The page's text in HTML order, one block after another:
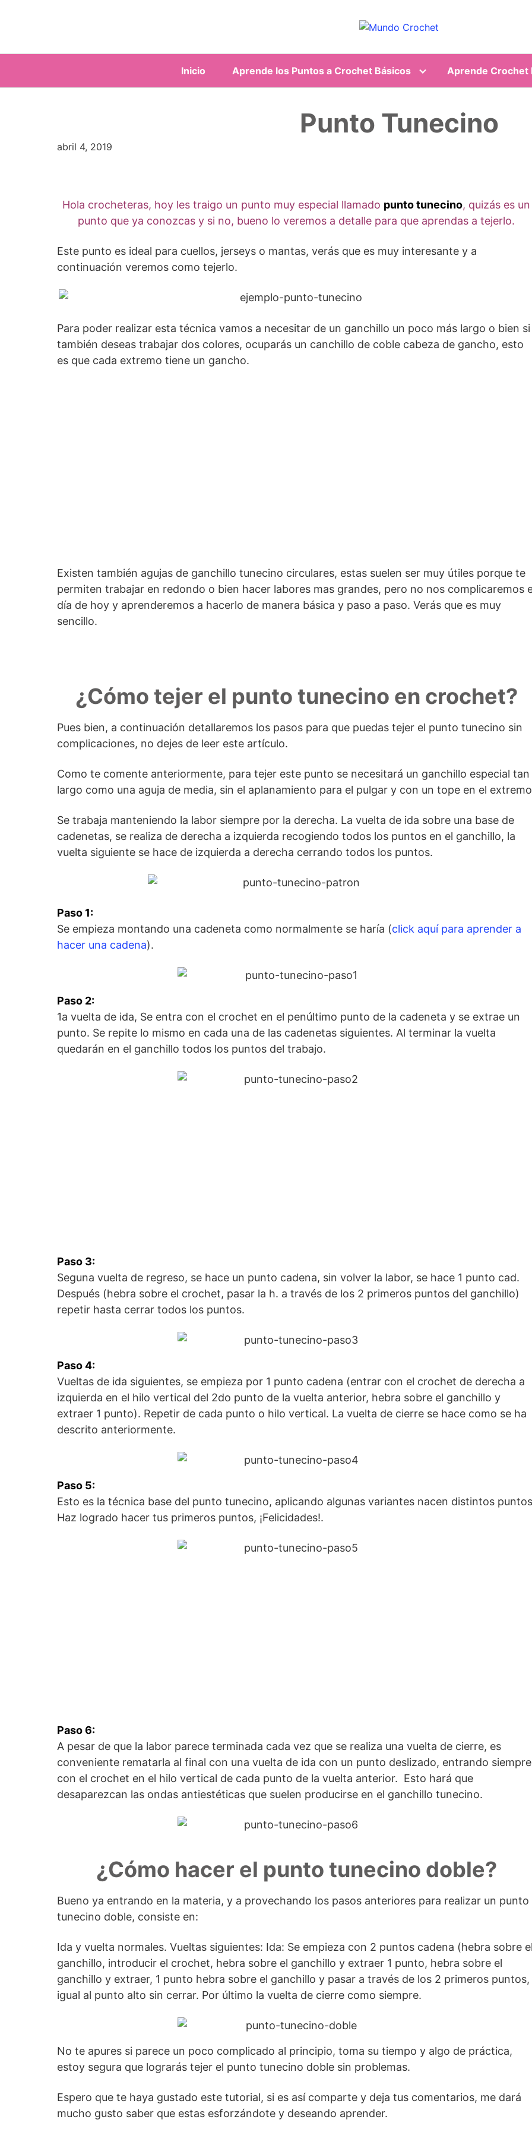
Inicio Aprende los Puntos a Crochet Básicos Aprende Crochet
Punto Tunecino
abril 4, 2019
Hola crocheteras, hoy les traigo un punto muy especial llamado punto tunecino, quizás es un
punto que ya conozcas y si no, bueno lo veremos a detalle para que aprendas a tejerlo.
Este punto es ideal para cuellos, jerseys o mantas, verás que es muy interesante y a
continuación veremos como tejerlo.
Para poder realizar esta técnica vamos a necesitar de un ganchillo un poco más largo o bien si
también deseas trabajar dos colores, ocuparás un canchillo de coble cabeza de gancho, esto
es que cada extremo tiene un gancho.
Existen también agujas de ganchillo tunecino circulares, estas suelen ser muy útiles porque te
permiten trabajar en redondo o bien hacer labores mas grandes, pero no nos complicaremos
día de hoy y aprenderemos a hacerlo de manera básica y paso a paso. Verás que es muy
sencillo.
¿Cómo tejer el punto tunecino en crochet?
Pues bien, a continuación detallaremos los pasos para que puedas tejer el punto tunecino sin
complicaciones, no dejes de leer este artículo.
Como te comente anteriormente, para tejer este punto se necesitará un ganchillo especial tan
largo como una aguja de media, sin el aplanamiento para el pulgar y con un tope en el
Se trabaja manteniendo la labor siempre por la derecha. La vuelta de ida sobre una base de
cadenetas, se realiza de derecha a izquierda recogiendo todos los puntos en el ganchillo, la
vuelta siguiente se hace de izquierda a derecha cerrando todos los puntos.
Paso 1:
Se empieza montando una cadeneta como normalmente se haría (click aquí para aprender a
hacer una cadena).
Paso 2:
1a vuelta de ida, Se entra con el crochet en el penúltimo punto de la cadeneta y se extrae un
punto. Se repite lo mismo en cada una de las cadenetas siguientes. Al terminar la vuelta
quedarán en el ganchillo todos los puntos del trabajo.
Paso 3:
Seguna vuelta de regreso, se hace un punto cadena, sin volver la labor, se hace 1 punto cad.
Después (hebra sobre el crochet, pasar la h. a través de los 2 primeros puntos del ganchillo)
repetir hasta cerrar todos los puntos.
Paso 4:
Vueltas de ida siguientes, se empieza por 1 punto cadena (entrar con el crochet de derecha a
izquierda en el hilo vertical del 2do punto de la vuelta anterior, hebra sobre el ganchillo y
extraer 1 punto). Repetir de cada punto o hilo vertical. La vuelta de cierre se hace como se ha
descrito anteriormente.
Paso 5:
Esto es la técnica base del punto tunecino, aplicando algunas variantes nacen distintos
Haz logrado hacer tus primeros puntos, ¡Felicidades!.
Paso 6:
A pesar de que la labor parece terminada cada vez que se realiza una vuelta de cierre, es
conveniente rematarla al final con una vuelta de ida con un punto deslizado, entrando siempre
con el crochet en el hilo vertical de cada punto de la vuelta anterior. Esto hará que
desaparezcan las ondas antiestéticas que suelen producirse en el ganchillo tunecino.
¿Cómo hacer el punto tunecino doble?
Bueno ya entrando en la materia, y a provechando los pasos anteriores para realizar un punto
tunecino doble, consiste en:
Ida y vuelta normales. Vueltas siguientes: Ida: Se empieza con 2 puntos cadena (hebra sobre
ganchillo, introducir el crochet, hebra sobre el ganchillo y extraer 1 punto, hebra sobre el
ganchillo y extraer, 1 punto hebra sobre el ganchillo y pasar a través de los 2 primeros puntos,
igual al punto alto sin cerrar. Por último la vuelta de cierre como siempre.
No te apures si parece un poco complicado al principio, toma su tiempo y algo de práctica,
estoy segura que lograrás tejer el punto tunecino doble sin problemas.
Espero que te haya gustado este tutorial, si es así comparte y deja tus comentarios, me dará
mucho gusto saber que estas esforzándote y deseando aprender.